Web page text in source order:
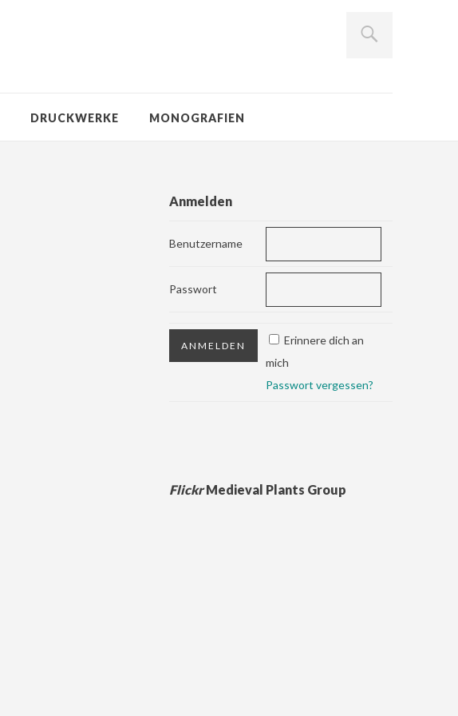
DRUCKWERKE MONOGRAFIEN
Anmelden
Benutzername
Passwort
Erinnere dich an
mich
Passwort vergessen?
FlickrMedieval Plants Group